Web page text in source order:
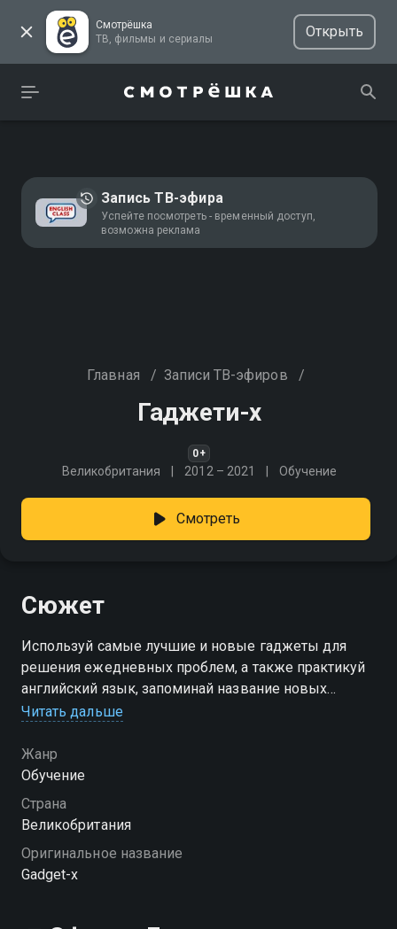
Смотрёшка
ТВ, фильмы и сериалы
Открыть
Запись ТВ-эфира
Успейте посмотреть - временный доступ,
возможна реклама
Главная / Записи ТВ-эфиров /
Гаджети-x
0+
Великобритания 2012 – 2021 Обучение
Смотреть
Сюжет
Используй самые лучшие и новые гаджеты для
решения ежедневных проблем, а также практикуй
английский язык, запоминай название новых
устройств, их характеристики и применения
Читать дальше
Жанр
Обучение
Страна
Великобритания
Оригинальное название
Gadget-x